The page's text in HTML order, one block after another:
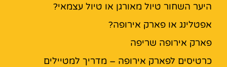
היער השחור טיול מאורגן או טיול עצמאי?
אפטלינג או פארק אירופה?
פארק אירופה שריפה
כרטיסים לפארק אירופה – מדריך למטיילים